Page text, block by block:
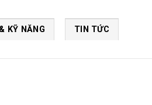
KỸ NĂNG TIN TỨC